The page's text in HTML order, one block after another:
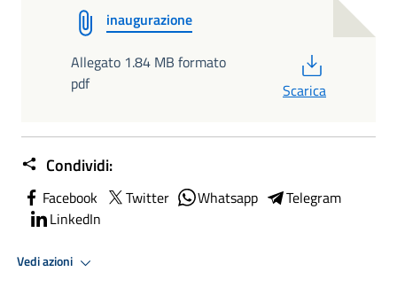
inaugurazione
Allegato 1.84 MB formato
pdf
Scarica
Condividi:
Facebook Twitter Whatsapp
Telegram
LinkedIn
Vedi azioni